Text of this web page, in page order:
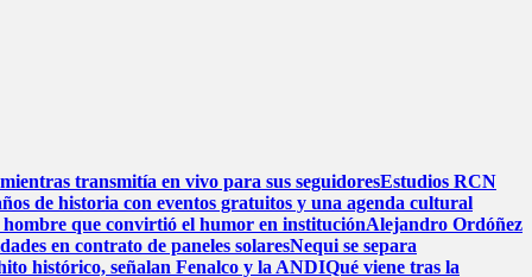
transmitía en vivo para sus seguidoresEstudios RCN
de historia con eventos gratuitos y una agenda cultural
que convirtió el humor en instituciónAlejandro Ordóñez
en contrato de paneles solaresNequi se separa
histórico, señalan Fenalco y la ANDIQué viene tras la